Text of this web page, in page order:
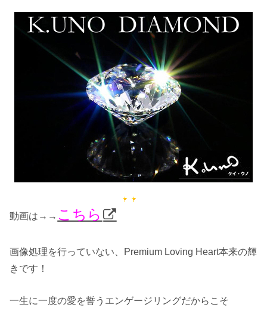
動画は→→ こちら
画像処理を行っていない、Premium Loving Heart本来の輝
きです！
一生に一度の愛を誓うエンゲージリングだからこそ